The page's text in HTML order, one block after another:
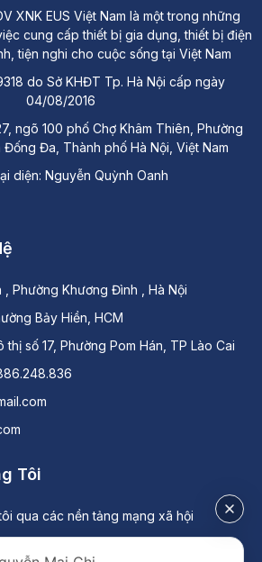
, Phường Khương Đình , Hà Nội
Bảy Hiền, HCM
số 17, Phường Pom Hán, TP Lào Cai
XNK EUS Việt Nam là một trong những
cung cấp thiết bị gia dụng, thiết bị điện
tiện nghi cho cuộc sống tại Việt Nam
do Sở KHĐT Tp. Hà Nội cấp ngày
04/08/2016
ngõ 100 phố Chợ Khâm Thiên, Phường
Đống Đa, Thành phố Hà Nội, Việt Nam
diện: Nguyễn Quỳnh Oanh
Tôi
qua các nền tảng mạng xã hội